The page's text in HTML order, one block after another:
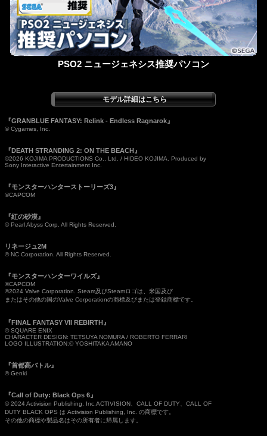
PSO2 ニュージェネシス推奨パソコン
『GRANBLUE FANTASY: Relink - Endless Ragnarok』
© Cygames, Inc.
『DEATH STRANDING 2: ON THE BEACH』
©2026 KOJIMA PRODUCTIONS Co., Ltd. / HIDEO KOJIMA. Produced by
Sony Interactive Entertainment Inc.
『モンスターハンターストーリーズ3』
©CAPCOM
『紅の砂漠』
© Pearl Abyss Corp. All Rights Reserved.
リネージュ2M
© NC Corporation. All Rights Reserved.
『モンスターハンターワイルズ』
©CAPCOM
©2024 Valve Corporation. Steam及びSteamロゴは、米国及び
またはその他の国のValve Corporationの商標及びまたは登録商標です。
『FINAL FANTASY VII REBIRTH』
© SQUARE ENIX
CHARACTER DESIGN: TETSUYA NOMURA / ROBERTO FERRARI
LOGO ILLUSTRATION:© YOSHITAKA AMANO
『首都高バトル』
© Genki
『Call of Duty: Black Ops 6』
© 2024 Activision Publishing, Inc.ACTIVISION、CALL OF DUTY、CALL OF
DUTY BLACK OPS は Activision Publishing, Inc. の商標です。
その他の商標や製品名はその所有者に帰属します。